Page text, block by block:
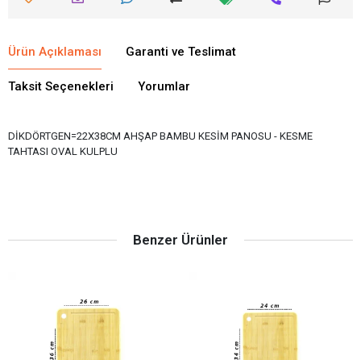
Ürün Açıklaması Garanti ve Teslimat
Taksit Seçenekleri Yorumlar
DİKDÖRTGEN=22X38CM AHŞAP BAMBU KESİM PANOSU - KESME
TAHTASI OVAL KULPLU
Benzer Ürünler